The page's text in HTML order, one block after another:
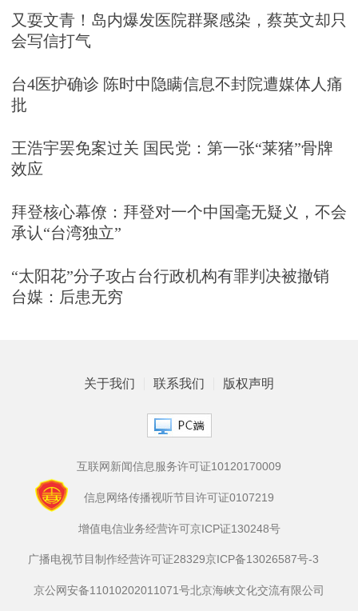
又耍文青！岛内爆发医院群聚感染，蔡英文却只
会写信打气
台4医护确诊 陈时中隐瞒信息不封院遭媒体人痛
批
王浩宇罢免案过关 国民党：第一张“莱猪”骨牌
效应
拜登核心幕僚：拜登对一个中国毫无疑义，不会
承认“台湾独立”
“太阳花”分子攻占台行政机构有罪判决被撤销
台媒：后患无穷
关于我们 联系我们 版权声明
互联网新闻信息服务许可证10120170009
信息网络传播视听节目许可证0107219
增值电信业务经营许可京ICP证130248号
广播电视节目制作经营许可证28329京ICP备13026587号-3
京公网安备11010202011071号北京海峡文化交流有限公司